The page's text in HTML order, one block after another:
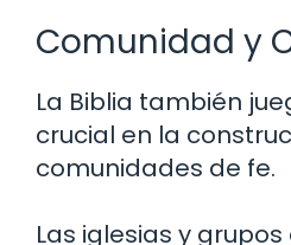
Comunidad y
La Biblia también
crucial en la
comunidades de fe.
Las iglesias y